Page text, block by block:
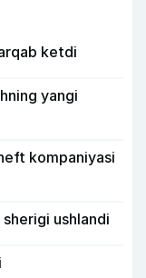
ketdi
yangi
kompaniyasi
sherigi ushlandi